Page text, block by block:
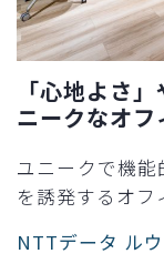
「心地よさ
ニークなオフ
ユニークで機
を誘発するオフ
NTTデータ ル